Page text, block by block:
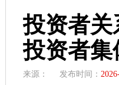
投资者关
投资者
来源： 发布时间：